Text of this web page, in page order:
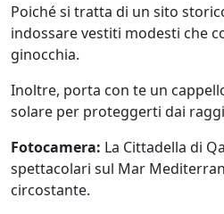
Poiché si tratta di un sito
indossare vestiti modesti che
ginocchia.
Inoltre, porta con te un
solare per proteggerti dai
Fotocamera: La Cittadella di
spettacolari sul Mar
circostante.